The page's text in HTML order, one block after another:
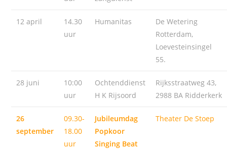
12 april
14.30
uur
Humanitas
De Wetering
Rotterdam,
Loevesteinsingel
55.
28 juni
10:00
uur
Ochtenddienst
H K Rijsoord
Rijksstraatweg 43,
2988 BA Ridderkerk
26
september
09.30-
18.00
uur
Jubileumdag
Popkoor
Singing Beat
Theater De Stoep